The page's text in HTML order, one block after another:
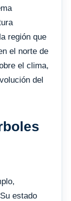
región que
el norte de
el clima,
del
estado